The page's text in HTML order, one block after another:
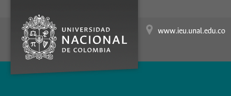
www.ieu.unal.edu.co